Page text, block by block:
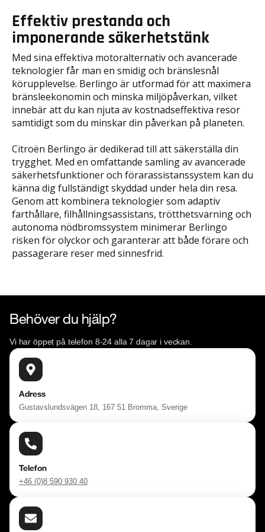
Effektiv prestanda och
imponerande säkerhetstänk
Med sina effektiva motoralternativ och avancerade
teknologier får man en smidig och bränslesnål
körupplevelse. Berlingo är utformad för att maximera
bränsleekonomin och minska miljöpåverkan, vilket
innebär att du kan njuta av kostnadseffektiva resor
samtidigt som du minskar din påverkan på planeten.
Citroën Berlingo är dedikerad till att säkerställa din
trygghet. Med en omfattande samling av avancerade
säkerhetsfunktioner och förarassistanssystem kan du
känna dig fullständigt skyddad under hela din resa.
Genom att kombinera teknologier som adaptiv
farthållare, filhållningsassistans, trötthetsvarning och
autonoma nödbromssystem minimerar Berlingo
risken för olyckor och garanterar att både förare och
passagerare reser med sinnesfrid.
Behöver du hjälp?
Vi har öppet på telefon 8-24 alla 7 dagar i veckan.
Adress
Gustavslundsvägen 18, 167 51 Bromma, Sverige
Telefon
+46 (0)8 590 930 40